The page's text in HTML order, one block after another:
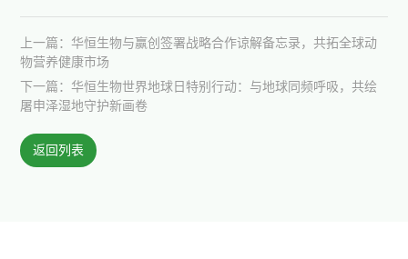
上一篇：华恒生物与赢创签署战略合作谅解备忘录，共拓全球动
物营养健康市场
下一篇：华恒生物世界地球日特别行动：与地球同频呼吸，共绘
屠申泽湿地守护新画卷
返回列表